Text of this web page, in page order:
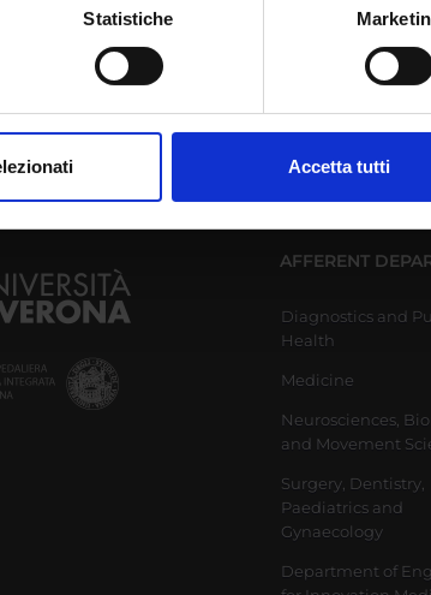
un'approssimazione di qualche metro,
Dichiarazione sui cookie.
Statistiche
Accetta tutti
AFFERENT
Diagnostics and
Health
Medicine
Neurosciences,
and Movement
Surgery, Dentistry,
Paediatrics and
Gynaecology
Department of